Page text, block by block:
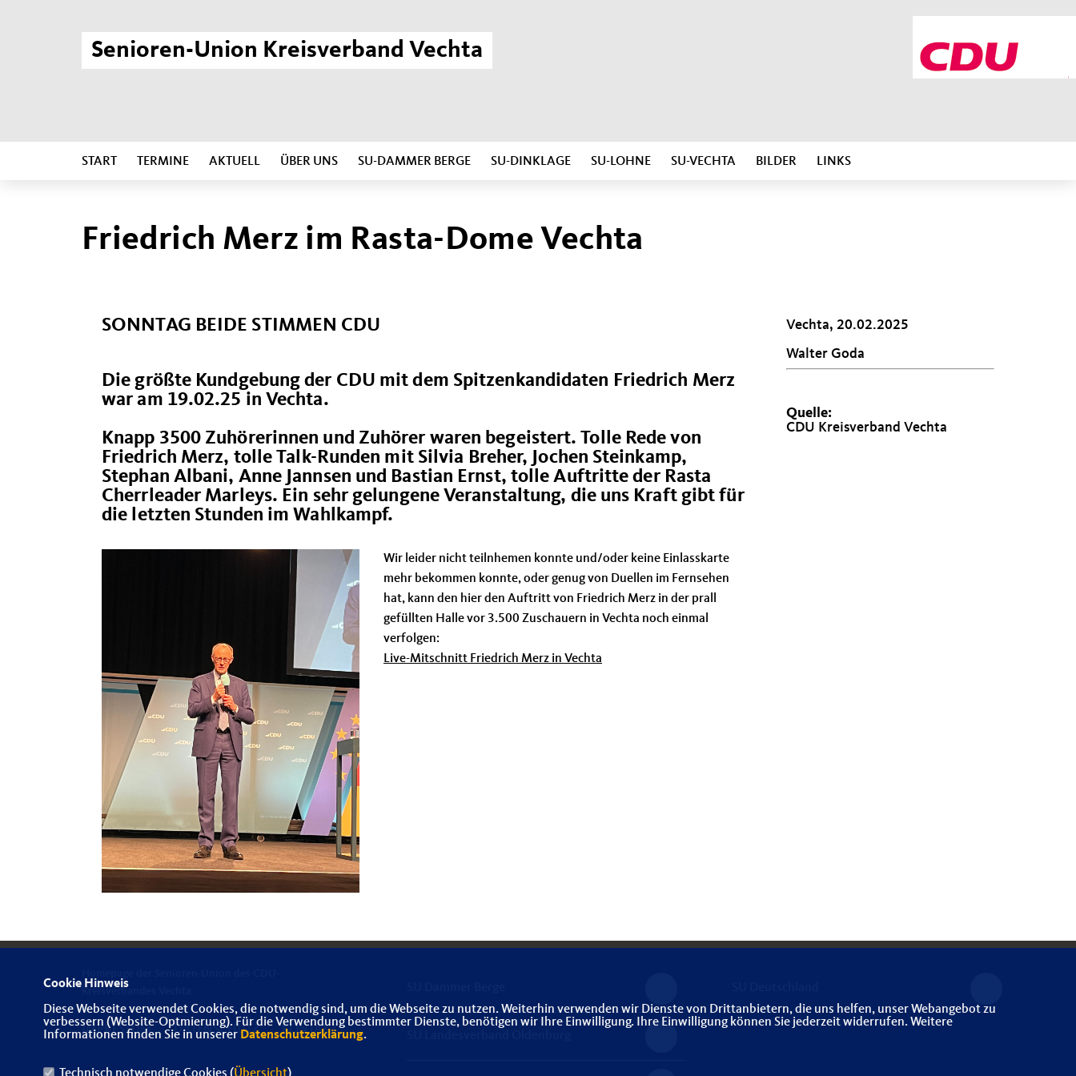
Senioren-Union Kreisverband Vechta
START TERMINE AKTUELL ÜBER UNS SU-DAMMER BERGE SU-DINKLAGE SU-LOHNE SU-VECHTA BILDER LINKS
Friedrich Merz im Rasta-Dome Vechta
SONNTAG BEIDE STIMMEN CDU
Die größte Kundgebung der CDU mit dem Spitzenkandidaten Friedrich Merz
war am 19.02.25 in Vechta.
Knapp 3500 Zuhörerinnen und Zuhörer waren begeistert. Tolle Rede von
Friedrich Merz, tolle Talk-Runden mit Silvia Breher, Jochen Steinkamp,
Stephan Albani, Anne Jannsen und Bastian Ernst, tolle Auftritte der Rasta
Cherrleader Marleys. Ein sehr gelungene Veranstaltung, die uns Kraft gibt für
die letzten Stunden im Wahlkampf.
Wir leider nicht teilnhemen konnte und/oder keine Einlasskarte
mehr bekommen konnte, oder genug von Duellen im Fernsehen
hat, kann den hier den Auftritt von Friedrich Merz in der prall
gefüllten Halle vor 3.500 Zuschauern in Vechta noch einmal
verfolgen:
Live-Mitschnitt Friedrich Merz in Vechta
Vechta, 20.02.2025
Walter Goda
Quelle:
CDU Kreisverband Vechta
IMPRESSUM DATENSCHUTZ KONTAKT
Cookie Hinweis
Diese Webseite verwendet Cookies, die notwendig sind, um die Webseite zu nutzen. Weiterhin verwenden wir Dienste von Drittanbietern, die uns helfen, unser Webangebot zu
verbessern (Website-Optmierung). Für die Verwendung bestimmter Dienste, benötigen wir Ihre Einwilligung. Ihre Einwilligung können Sie jederzeit widerrufen. Weitere
Informationen finden Sie in unserer Datenschutzerklärung.